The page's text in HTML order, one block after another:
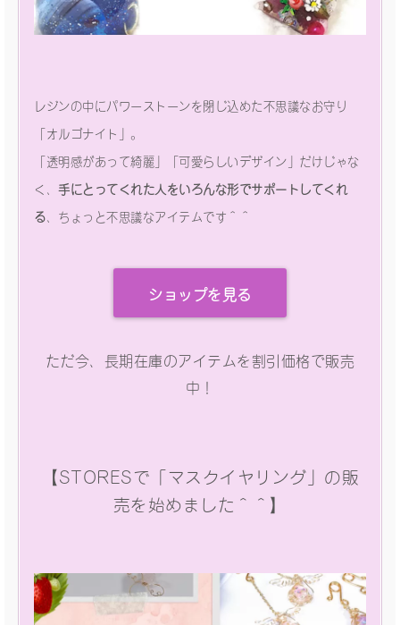
レジンの中にパワーストーンを閉じ込めた不思議なお守り
「オルゴナイト」。
「透明感があって綺麗」「可愛らしいデザイン」だけじゃな
く、 手にとってくれた人をいろんな形でサポートしてくれ
る 、ちょっと不思議なアイテムです＾＾
ショップを見る
ただ今、長期在庫のアイテムを割引価格で販売
中！
【STORESで「マスクイヤリング」の販
売を始めました＾＾】